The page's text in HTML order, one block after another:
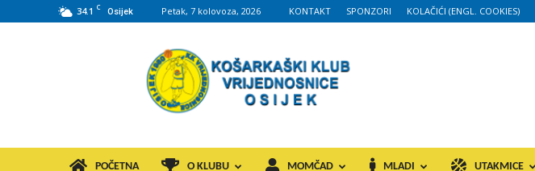
34.1 C Osijek Petak, 7 kolovoza, 2026 KONTAKT SPONZORI KOLAČIĆI (ENGL. COOKIES)
KK
VROS
POČETNA O KLUBU MOMČAD MLADI UTAKMICE